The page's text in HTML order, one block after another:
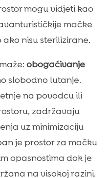
mogu vidjeti kao
mačke
nisu sterilizirane.
obogaćivanje
slobodno lutanje.
na povodcu ili
zadržavaju
uz minimizaciju
je prostor za mačku
opasnostima dok je
na visokoj razini.